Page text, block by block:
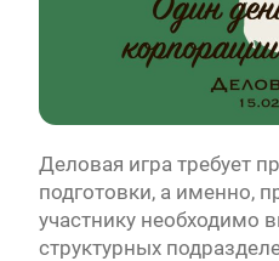
Деловая игра требует
подготовки, а именно,
участнику необходимо
структурных